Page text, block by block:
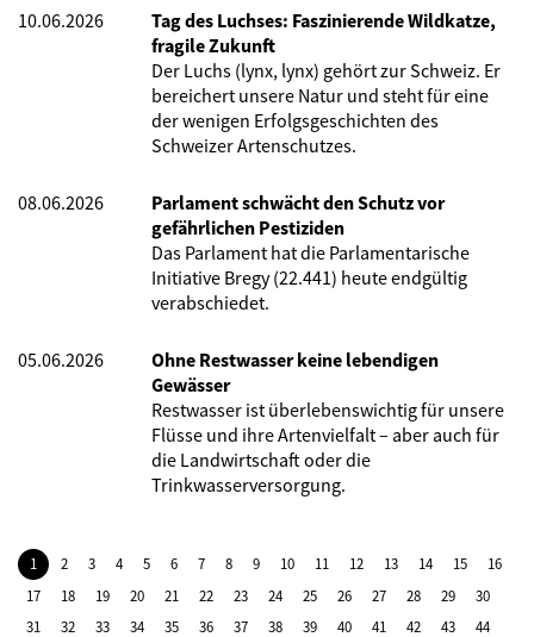
10.06.2026
Tag des Luchses: Faszinierende Wildkatze,
fragile Zukunft
Der Luchs (lynx, lynx) gehört zur Schweiz. Er
bereichert unsere Natur und steht für eine
der wenigen Erfolgsgeschichten des
Schweizer Artenschutzes.
08.06.2026
Parlament schwächt den Schutz vor
gefährlichen Pestiziden
Das Parlament hat die Parlamentarische
Initiative Bregy (22.441) heute endgültig
verabschiedet.
05.06.2026
Ohne Restwasser keine lebendigen
Gewässer
Restwasser ist überlebenswichtig für unsere
Flüsse und ihre Artenvielfalt – aber auch für
die Landwirtschaft oder die
Trinkwasserversorgung.
1 2 3 4 5 6 7 8 9 10 11 12 13 14 15
16
17
18 19 20 21 22 23 24 25 26 27 28 29
30
31
32 33 34 35 36 37 38 39 40 41 42 43
44